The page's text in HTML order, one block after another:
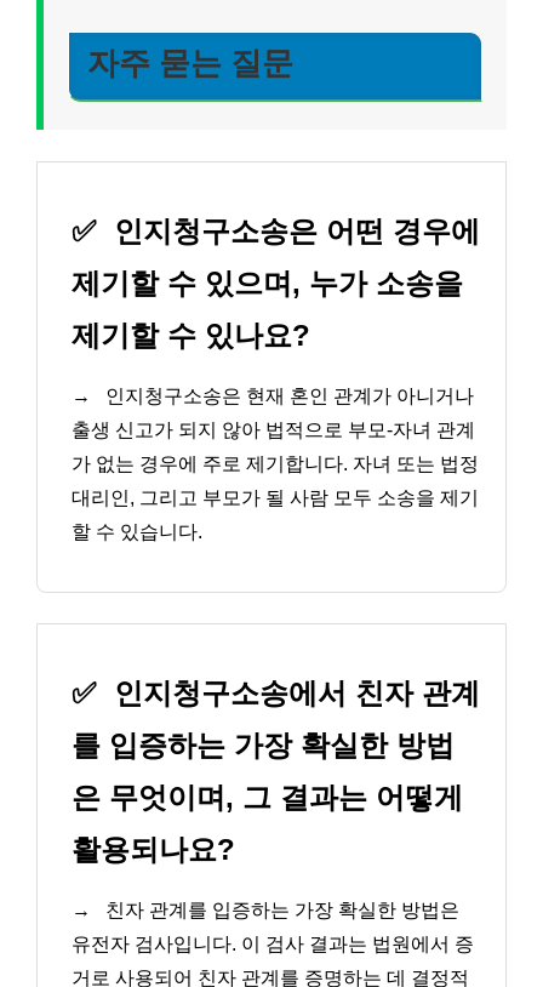
자주 묻는 질문
✅
인지청구소송은 어떤 경우에
제기할 수 있으며, 누가 소송을
제기할 수 있나요?
→
인지청구소송은 현재 혼인 관계가 아니거나
출생 신고가 되지 않아 법적으로 부모-자녀 관계
가 없는 경우에 주로 제기합니다. 자녀 또는 법정
대리인, 그리고 부모가 될 사람 모두 소송을 제기
할 수 있습니다.
✅
인지청구소송에서 친자 관계
를 입증하는 가장 확실한 방법
은 무엇이며, 그 결과는 어떻게
활용되나요?
→
친자 관계를 입증하는 가장 확실한 방법은
유전자 검사입니다. 이 검사 결과는 법원에서 증
거로 사용되어 친자 관계를 증명하는 데 결정적